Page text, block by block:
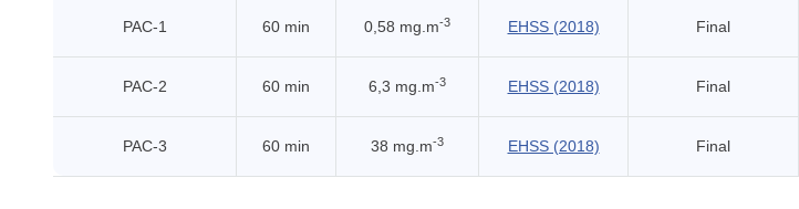
PAC-1 60 min 0,58 mg.m-3 EHSS (2018) Final
PAC-2 60 min 6,3 mg.m-3 EHSS (2018) Final
PAC-3 60 min 38 mg.m-3 EHSS (2018) Final